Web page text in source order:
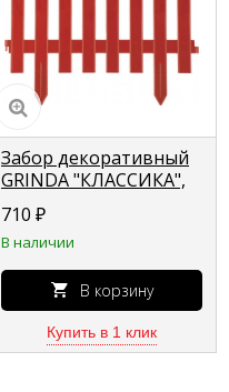
Забор декоративный
GRINDA "КЛАССИКА",
28x300 см, терракот
422201-T
710 ₽
В наличии
В корзину
Купить в 1 клик